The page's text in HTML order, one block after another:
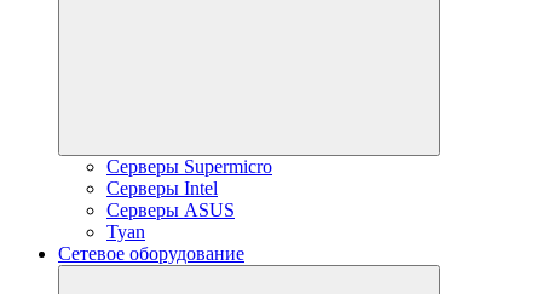
Серверы Supermicro
Серверы Intel
Серверы ASUS
Tyan
Сетевое оборудование